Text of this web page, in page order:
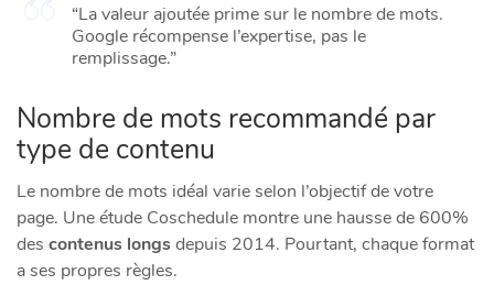
“La valeur ajoutée prime sur le nombre de mots.
Google récompense l’expertise, pas le
remplissage.”
Nombre de mots recommandé par
type de contenu
Le nombre de mots idéal varie selon l’objectif de votre
page. Une étude Coschedule montre une hausse de 600%
des contenus longsdepuis 2014. Pourtant, chaque format
a ses propres règles.